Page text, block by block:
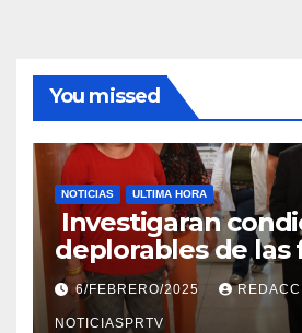
You missed
NOTICIAS ULTIMA HORA
Investigaran
deplorables de las
el Departamento
en Mayagüez
6/FEBRERO/2025
NOTICIASPRTV